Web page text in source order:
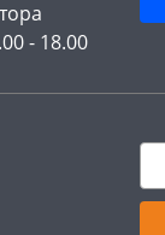
- 18.00